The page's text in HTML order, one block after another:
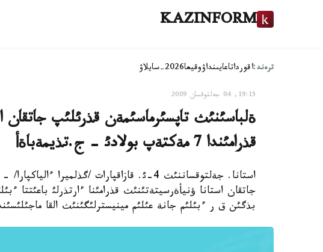
KAZINFORM
ترەند:اقورداتاعايىنداۋوقيعا2026-سايلاۋ
19:15, 04 جەلتوقسان 2009
ةلباسئنئث تاپسئرماسئمةن قذرئلئپ جاتقان
قذرامئندا 7 مةكتةپ بولادئ - ج.تذيمةباةأ
استانا. جةلتوقساننئث 4-ئ. قازاقپارات /
بذگئن ق ر ءبئلئم جانة عئلئم مينيسترلئگئنئث القا